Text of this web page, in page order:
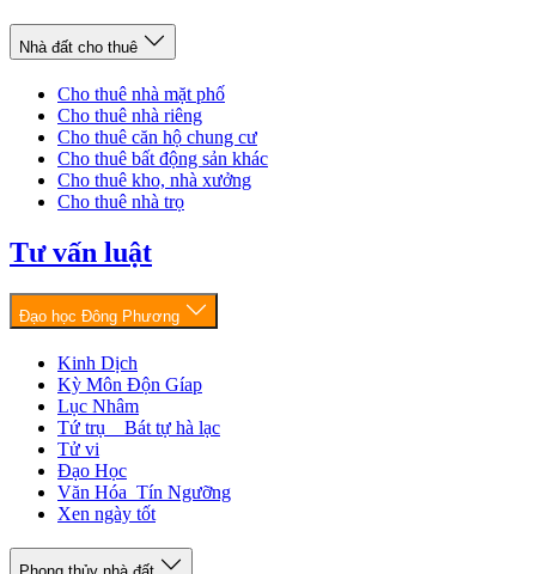
Nhà đất cho thuê
Cho thuê nhà mặt phố
Cho thuê nhà riêng
Cho thuê căn hộ chung cư
Cho thuê bất động sản khác
Cho thuê kho, nhà xưởng
Cho thuê nhà trọ
Tư vấn luật
Đạo học Đông Phương
Kinh Dịch
Kỳ Môn Độn Gíap
Lục Nhâm
Tứ trụ _ Bát tự hà lạc
Tử vi
Đạo Học
Văn Hóa_Tín Ngưỡng
Xen ngày tốt